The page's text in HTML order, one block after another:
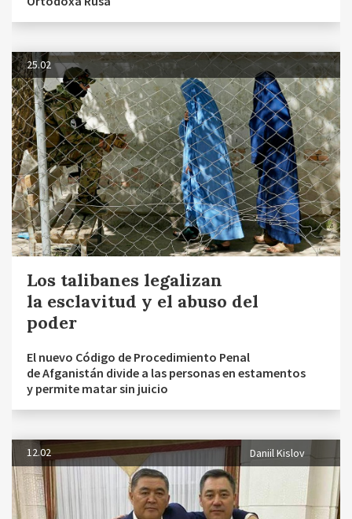
25.02
Los talibanes legalizan
la esclavitud y el abuso del
poder
El nuevo Código de Procedimiento Penal
de Afganistán divide a las personas en estamentos
y permite matar sin juicio
12.02 Daniil Kislov